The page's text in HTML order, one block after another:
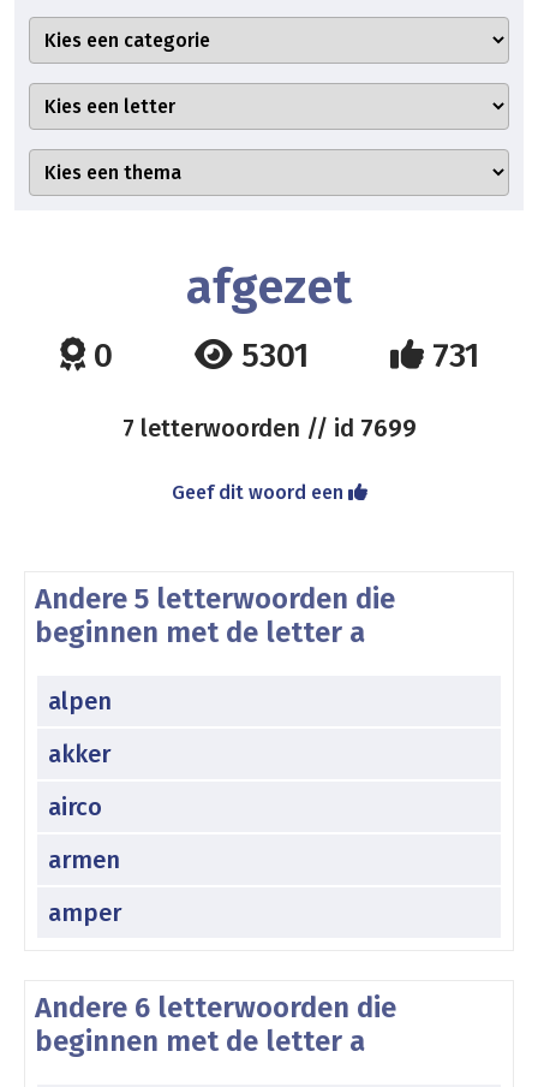
afgezet
0 5301 731
7 letterwoorden // id 7699
Geef dit woord een
Andere 5 letterwoorden die
beginnen met de letter a
alpen
akker
airco
armen
amper
Andere 6 letterwoorden die
beginnen met de letter a